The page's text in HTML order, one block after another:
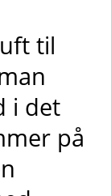
til
i det
på